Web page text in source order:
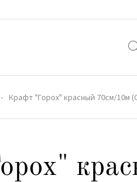
Крафт "Горох" красный 70см/10м